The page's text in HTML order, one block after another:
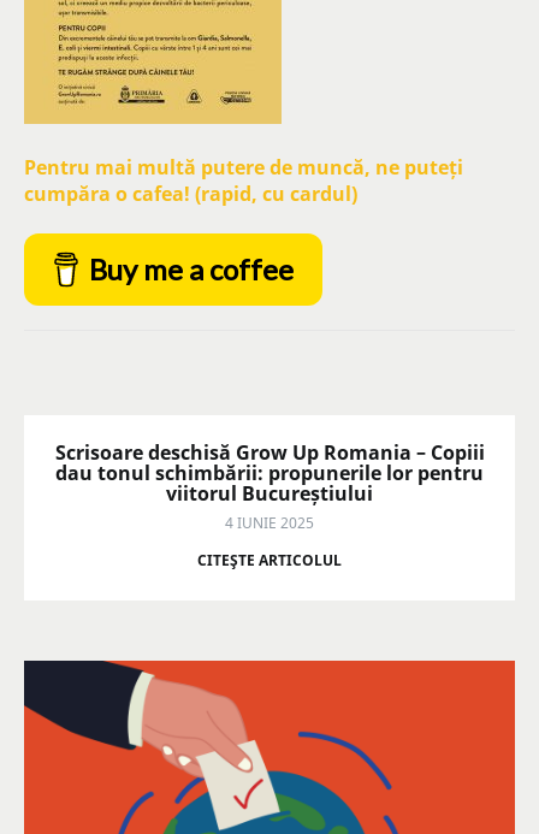
Pentru mai multă putere de muncă, ne puteți
cumpăra o cafea! (rapid, cu cardul)
Buy me a coffee
Scrisoare deschisă Grow Up Romania – Copiii
dau tonul schimbării: propunerile lor pentru
viitorul Bucureștiului
4 IUNIE 2025
CITEŞTE ARTICOLUL